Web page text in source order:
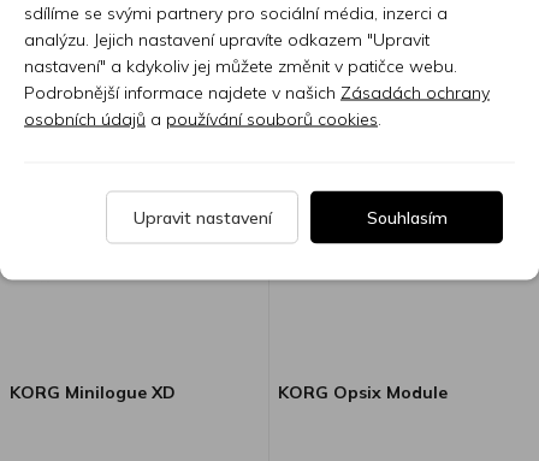
26 590 Kč 10 150 Kč
KORG Minilogue XD KORG Opsix Module
sdílíme se svými partnery pro sociální média, inzerci a
analýzu. Jejich nastavení upravíte odkazem "Upravit
nastavení" a kdykoliv jej můžete změnit v patičce webu.
Podrobnější informace najdete v našich Zásadách ochrany
osobních údajů a používání souborů cookies
Upravit nastavení Souhlasím